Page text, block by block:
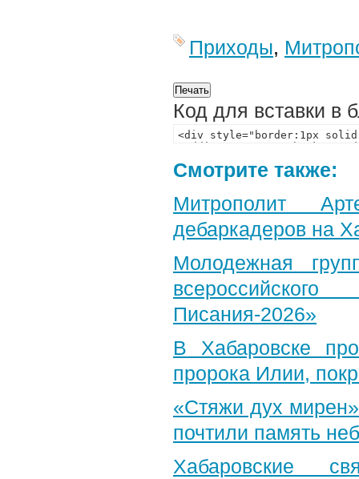
Приходы,
Код для вставки в
Смотрите также:
Митрополит
дебаркадеров на
Молодежная
Писания-2026»
В Хабаровске
пророка Илии,
«Стяжи дух
почтили память
Хабаровские